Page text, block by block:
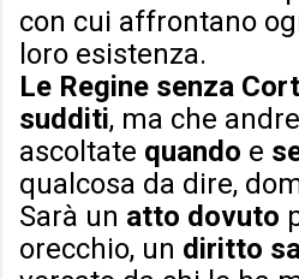
con cui affrontano
loro esistenza.
Le Regine senza
sudditi, ma che
ascoltate quando e
qualcosa da dire,
Sarà un atto dovuto
orecchio, un diritto